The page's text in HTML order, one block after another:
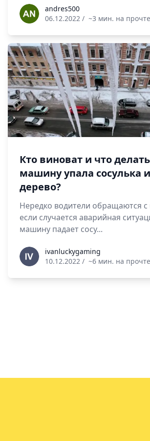
andres500andres500
06.12.2022 / ~3 мин. на
Кто виноват и что
машину упала сосулька
дерево?
Нередко водители обращаются с
если случается аварийная
машину падает сосу...
ivanluckygaming
ivanluckygaming
10.12.2022 / ~6 мин. на